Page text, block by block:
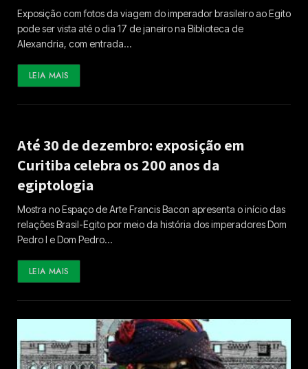
Exposição com fotos da viagem do imperador brasileiro ao Egito
pode ser vista até o dia 17 de janeiro na Biblioteca de
Alexandria, com entrada…
LEIA MAIS
Até 30 de dezembro: exposição em
Curitiba celebra os 200 anos da
egiptologia
Mostra no Espaço de Arte Francis Bacon apresenta o início das
relações Brasil-Egito por meio da história dos imperadores Dom
Pedro I e Dom Pedro…
LEIA MAIS